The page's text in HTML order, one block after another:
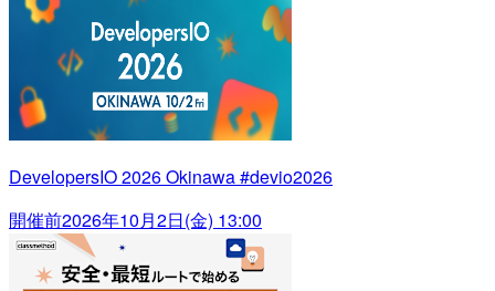
DevelopersIO 2026 Okinawa #devio2026
開催前2026年10月2日(金) 13:00